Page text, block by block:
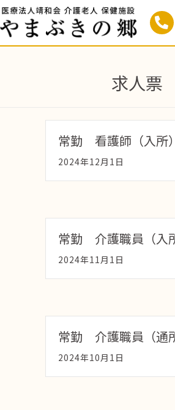
求人票
常勤 看護師（入所）
2024年12月1日
常勤 介護職員（入
2024年11月1日
常勤 介護職員（通
2024年10月1日